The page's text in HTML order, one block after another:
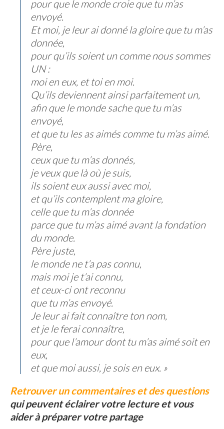
pour que le monde croie que tu m’as
envoyé.
Et moi, je leur ai donné la gloire que tu m’as
donnée,
pour qu’ils soient un comme nous sommes
UN :
moi en eux, et toi en moi.
Qu’ils deviennent ainsi parfaitement un,
afin que le monde sache que tu m’as
envoyé,
et que tu les as aimés comme tu m’as aimé.
Père,
ceux que tu m’as donnés,
je veux que là où je suis,
ils soient eux aussi avec moi,
et qu’ils contemplent ma gloire,
celle que tu m’as donnée
parce que tu m’as aimé avant la fondation
du monde.
Père juste,
le monde ne t’a pas connu,
mais moi je t’ai connu,
et ceux-ci ont reconnu
que tu m’as envoyé.
Je leur ai fait connaître ton nom,
et je le ferai connaître,
pour que l’amour dont tu m’as aimé soit en
eux,
et que moi aussi, je sois en eux. »
Retrouver un commentaires et des questions
qui peuvent éclairer votre lecture et vous
aider à préparer votre partage